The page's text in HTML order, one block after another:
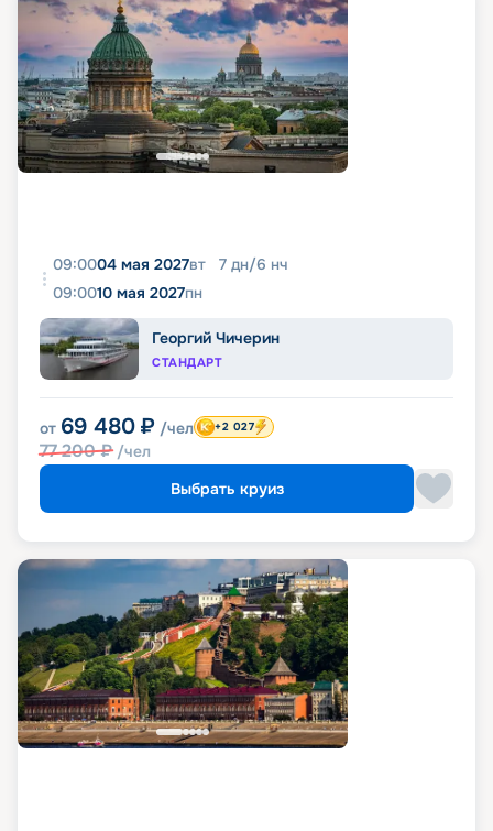
09:0004 мая 2027вт 7 дн/6 нч
09:0010 мая 2027пн
Георгий Чичерин
СТАНДАРТ
от 69 480 ₽ /чел
77 200₽ /чел
+2 027
Выбрать круиз